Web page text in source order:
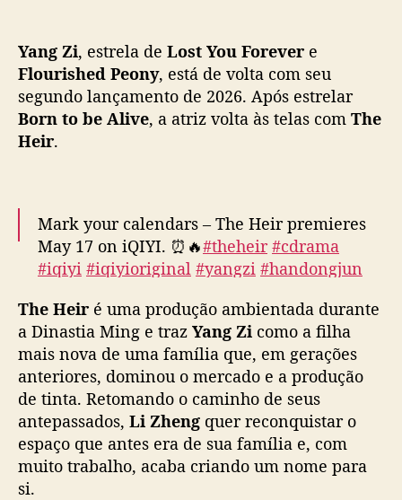
a
n
g
i
D
o
n
j
u
,
e
s
t
r
e
Yang Zi, estrela de Lost You Forever e
Flourished Peony, está de volta com seu
segundo lançamento de 2026. Após estrelar
Born to be Alive, a atriz volta às telas com The
Heir.
Mark your calendars – The Heir premieres
May 17 on iQIYI. ⏰🔥#theheir #cdrama
#iqiyi #iqiyioriginal #yangzi #handongjun
君 pic.twitter.com/ffpY0FkcVM
— iQIYI (@iQIYIofficial)May 14, 2026
The Heir é uma produção ambientada durante
a Dinastia Ming e traz Yang Zi como a filha
mais nova de uma família que, em gerações
anteriores, dominou o mercado e a produção
de tinta. Retomando o caminho de seus
antepassados, Li Zheng quer reconquistar o
espaço que antes era de sua família e, com
muito trabalho, acaba criando um nome para
si.